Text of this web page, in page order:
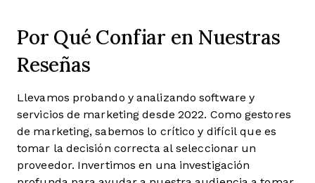
Por Qué Confiar en Nuestras
Reseñas
Llevamos probando y analizando software y
servicios de marketing desde 2022. Como gestores
de marketing, sabemos lo crítico y difícil que es
tomar la decisión correcta al seleccionar un
proveedor. Invertimos en una investigación